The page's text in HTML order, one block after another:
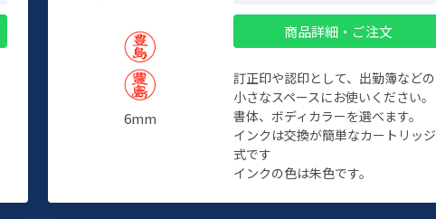
6mm
商品詳細・ご注文
訂正印や認印として、出勤簿などの
小さなスペースにお使いください。
書体、ボディカラーを選べます。
インクは交換が簡単なカートリッジ
式です
インクの色は朱色です。